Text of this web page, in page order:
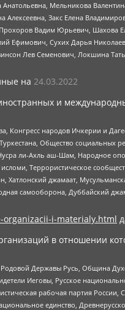
Мельникова
Алексеевна, Закс Елена
Вадим Юрьевич, Шахова
Ефимович, Сухих Дарья
Лев Семенович, Локшина
на 24.03.2022
и
народов Ичкерии и
Общество
ли-Ахль аш-Шам, Народное
Террористическое
Хатлонский джамаат,
самооборона, Дуббайский
i-materialy.html
в отношении
Державы Русь, Община
Иеговы, Русское
рабочая партия
единство,